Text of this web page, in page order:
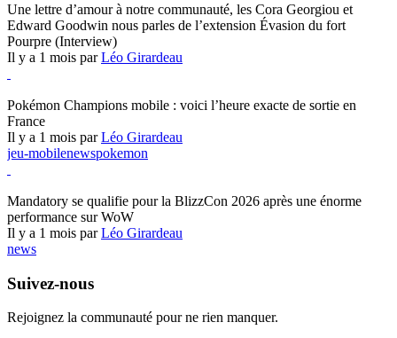
Une lettre d’amour à notre communauté, les Cora Georgiou et
Edward Goodwin nous parles de l’extension Évasion du fort
Pourpre (Interview)
Il y a 1 mois parLéo Girardeau
Pokémon Champions mobile : voici l’heure exacte de sortie en
France
Il y a 1 mois parLéo Girardeau
jeu-mobilenewspokemon
Mandatory se qualifie pour la BlizzCon 2026 après une énorme
performance sur WoW
Il y a 1 mois parLéo Girardeau
news
Suivez-nous
Rejoignez la communauté pour ne rien manquer.